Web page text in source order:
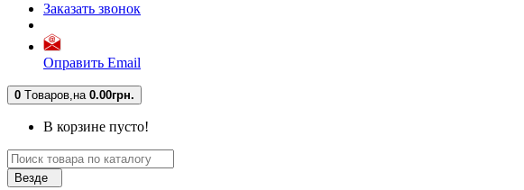
Заказать звонок
Оправить Email
0 Tоваров,на 0.00грн.
В корзине пусто!
Везде